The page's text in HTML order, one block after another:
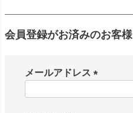
会員登録がお済みのお客様
メールアドレス